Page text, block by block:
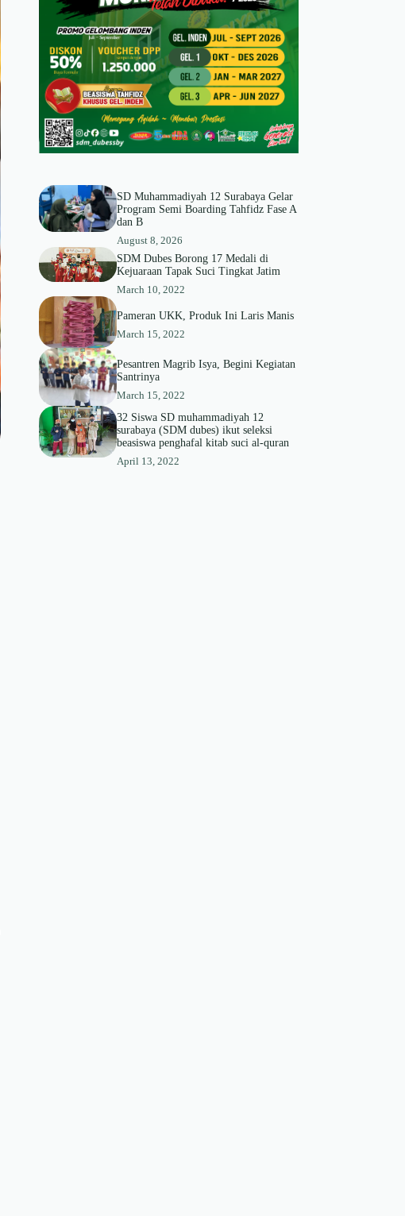
SD Muhammadiyah 12 Surabaya Gelar
Program Semi Boarding Tahfidz Fase A
dan B
August 8, 2026
SDM Dubes Borong 17 Medali di
Kejuaraan Tapak Suci Tingkat Jatim
March 10, 2022
Pameran UKK, Produk Ini Laris Manis
March 15, 2022
Pesantren Magrib Isya, Begini Kegiatan
Santrinya
March 15, 2022
32 Siswa SD muhammadiyah 12
surabaya (SDM dubes) ikut seleksi
beasiswa penghafal kitab suci al-quran
April 13, 2022